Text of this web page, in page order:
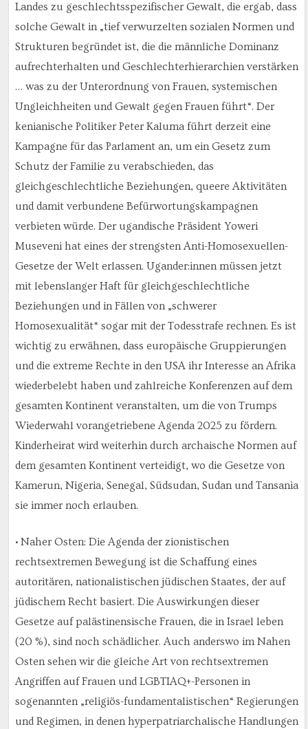
Landes zu geschlechtsspezifischer Gewalt, die ergab, dass
solche Gewalt in „tief verwurzelten sozialen Normen und
Strukturen begründet ist, die die männliche Dominanz
aufrechterhalten und Geschlechterhierarchien verstärken
… was zu der Unterordnung von Frauen, systemischen
Ungleichheiten und Gewalt gegen Frauen führt“. Der
kenianische Politiker Peter Kaluma führt derzeit eine
Kampagne für das Parlament an, um ein Gesetz zum
Schutz der Familie zu verabschieden, das
gleichgeschlechtliche Beziehungen, queere Aktivitäten
und damit verbundene Befürwortungskampagnen
verbieten würde. Der ugandische Präsident Yoweri
Museveni hat eines der strengsten Anti-Homosexuellen-
Gesetze der Welt erlassen. Ugander:innen müssen jetzt
mit lebenslanger Haft für gleichgeschlechtliche
Beziehungen und in Fällen von „schwerer
Homosexualität“ sogar mit der Todesstrafe rechnen. Es ist
wichtig zu erwähnen, dass europäische Gruppierungen
und die extreme Rechte in den USA ihr Interesse an Afrika
wiederbelebt haben und zahlreiche Konferenzen auf dem
gesamten Kontinent veranstalten, um die von Trumps
Wiederwahl vorangetriebene Agenda 2025 zu fördern.
Kinderheirat wird weiterhin durch archaische Normen auf
dem gesamten Kontinent verteidigt, wo die Gesetze von
Kamerun, Nigeria, Senegal, Südsudan, Sudan und Tansania
sie immer noch erlauben.
• Naher Osten: Die Agenda der zionistischen
rechtsextremen Bewegung ist die Schaffung eines
autoritären, nationalistischen jüdischen Staates, der auf
jüdischem Recht basiert. Die Auswirkungen dieser
Gesetze auf palästinensische Frauen, die in Israel leben
(20 %), sind noch schädlicher. Auch anderswo im Nahen
Osten sehen wir die gleiche Art von rechtsextremen
Angriffen auf Frauen und LGBTIAQ+-Personen in
sogenannten „religiös-fundamentalistischen“ Regierungen
und Regimen, in denen hyperpatriarchalische Handlungen